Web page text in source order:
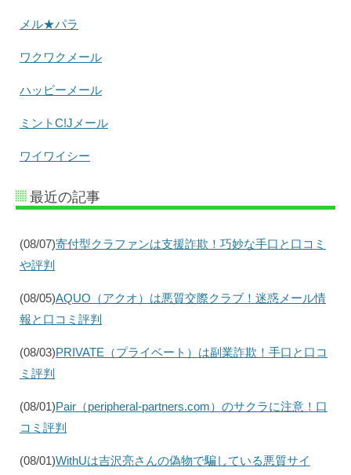
メル★パラ
ワクワクメール
ハッピーメール
ミントC!Jメール
ワイワイシー
最近の記事
(08/07)寄付型クラファンは支援詐欺！巧妙な手口と口コミ
や評判
(08/05)AQUO（アクオ）は悪質交際クラブ！迷惑メール情
報と口コミ評判
(08/03)PRIVATE（プライベート）は副業詐欺！手口と口コ
ミ評判
(08/01)Pair（peripheral-partners.com）のサクラに注意！口
コミ評判
(08/01)WithUは吉沢亮さんの偽物で騙している悪質サイ